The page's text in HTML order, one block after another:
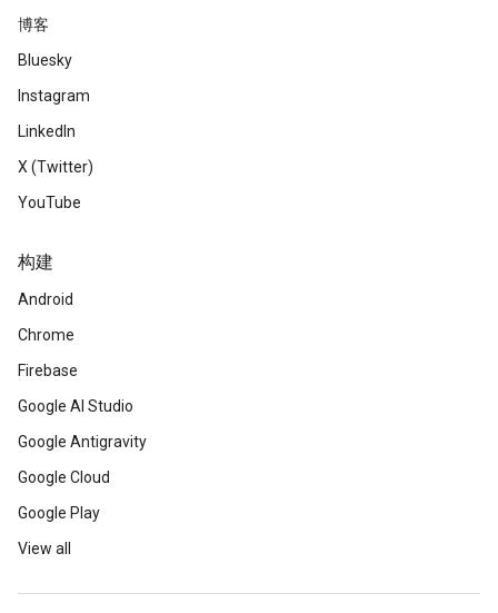
博客
Bluesky
Instagram
LinkedIn
X (Twitter)
YouTube
构建
Android
Chrome
Firebase
Google AI Studio
Google Antigravity
Google Cloud
Google Play
View all